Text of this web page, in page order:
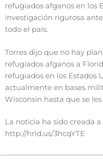
refugiados afganos en los
investigación rigurosa
todo el país.
Torres dijo que no hay
refugiados afganos a
refugiados en los Estados
actualmente en bases
Wisconsin hasta que se
La noticia ha sido creada
http://hrld.us/3hcqYTE